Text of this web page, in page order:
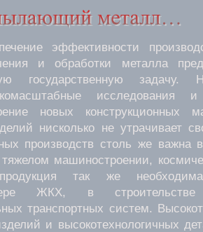
эффективности
и обработки металла
государственную
исследования
новых конструкционных
нисколько не утрачивает
производств столь же важна
машиностроении,
продукция так же
ЖКХ, в
транспортных систем.
и высокотехнологичных